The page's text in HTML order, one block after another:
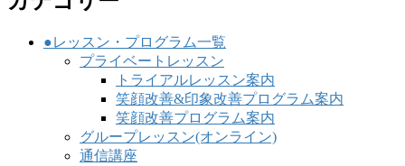
●レッスン・プログラム一覧
プライベートレッスン
トライアルレッスン案内
笑顔改善&印象改善プログラム案内
笑顔改善プログラム案内
グループレッスン(オンライン)
通信講座